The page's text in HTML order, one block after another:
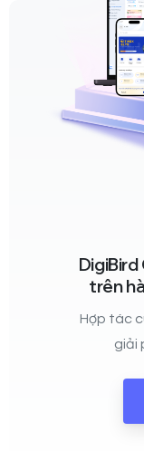
trên
Hợp tác
giải